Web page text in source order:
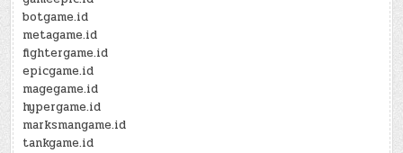
botgame.id
metagame.id
fightergame.id
epicgame.id
magegame.id
hypergame.id
marksmangame.id
tankgame.id